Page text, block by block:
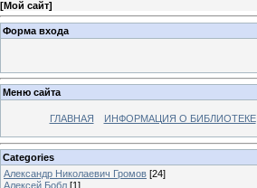
[Мой сайт]
Форма входа
Меню сайта
ГЛАВНАЯ ИНФОРМАЦИЯ О БИБЛИОТЕКЕ
Categories
Александр Николаевич Громов [24]
Алексей Бобл [1]